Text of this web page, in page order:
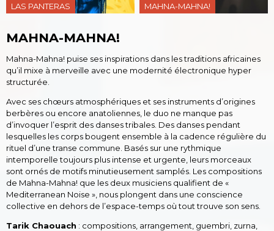
LAS PANTERAS MAHNA-MAHNA!
MAHNA-MAHNA!
Mahna-Mahna! puise ses inspirations dans les traditions africaines
qu’il mixe à merveille avec une modernité électronique hyper
structurée.
Avec ses chœurs atmosphériques et ses instruments d’origines
berbères ou encore anatoliennes, le duo ne manque pas
d’invoquer l’esprit des danses tribales. Des danses pendant
lesquelles les corps bougent ensemble à la cadence régulière du
rituel d’une transe commune. Basés sur une rythmique
intemporelle toujours plus intense et urgente, leurs morceaux
sont ornés de motifs minutieusement samplés. Les compositions
de Mahna-Mahna! que les deux musiciens qualifient de «
Mediterranean Noise », nous plongent dans une conscience
collective en dehors de l’espace-temps où tout trouve son sens.
Tarik Chaouach : compositions, arrangement, guembri, zurna,